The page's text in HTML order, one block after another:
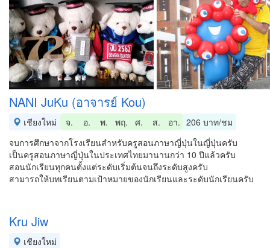
NANI JuKu (อาจารย์ Kou)
เชียงใหม่ จ. อ. พ. พฤ. ศ. ส. อา. 206 บาท/ชม
จบการศึกษาจากโรงเรียนสำหรับครูสอนภาษาญี่ปุ่นในญี่ปุ่นครับ
เป็นครูสอนภาษาญี่ปุ่นในประเทศไทยมานานกว่า 10 ปีแล้วครับ
สอนนักเรียนทุกคนตั้งแต่ระดับเริ่มต้นจนถึงระดับสูงครับ
สามารถให้บทเรียนตามเป้าหมายของนักเรียนและระดับนักเรียนครับ
Kru Jiw
เชียงใหม่